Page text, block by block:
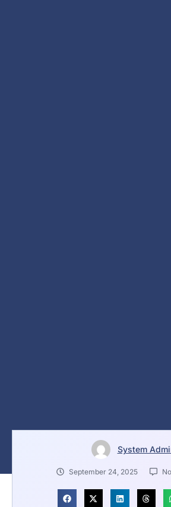
System
September 24, 2025